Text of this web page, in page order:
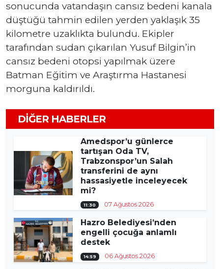
sonucunda vatandaşın cansız bedeni kanala
düştüğü tahmin edilen yerden yaklaşık 35
kilometre uzaklıkta bulundu. Ekipler
tarafından sudan çıkarılan Yusuf Bilgin’in
cansız bedeni otopsi yapılmak üzere
Batman Eğitim ve Araştırma Hastanesi
morguna kaldırıldı.
DIĞER HABERLER
Amedspor’u günlerce
tartışan Oda TV,
Trabzonspor’un Salah
transferini de aynı
hassasiyetle inceleyecek
mi?
11:30 07 Ağustos 2026
Hazro Belediyesi’nden
engelli çocuğa anlamlı
destek
14:59 06 Ağustos 2026